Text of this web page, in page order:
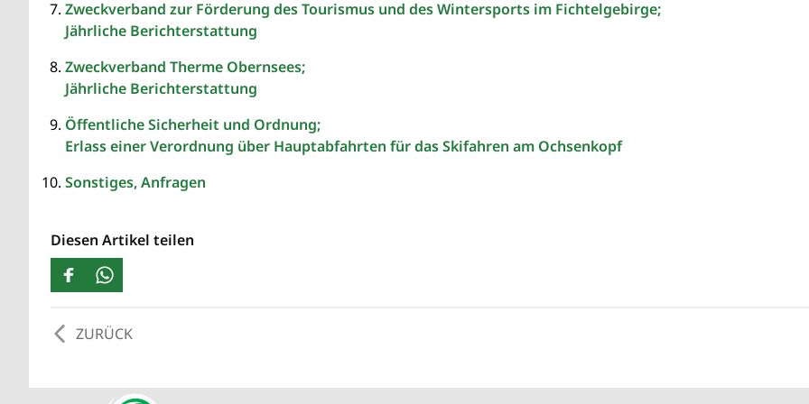
Zweckverband zur Förderung des Tourismus und des Wintersports im Fichtelgebirge;
Jährliche Berichterstattung
Zweckverband Therme Obernsees;
Jährliche Berichterstattung
Öffentliche Sicherheit und Ordnung;
Erlass einer Verordnung über Hauptabfahrten für das Skifahren am Ochsenkopf
Sonstiges, Anfragen
Diesen Artikel teilen
ZURÜCK